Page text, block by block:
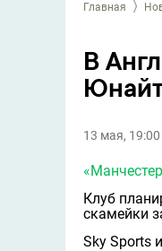
Главная
В
13 мая, 19:00
Клуб
скамейки
Sky Sports